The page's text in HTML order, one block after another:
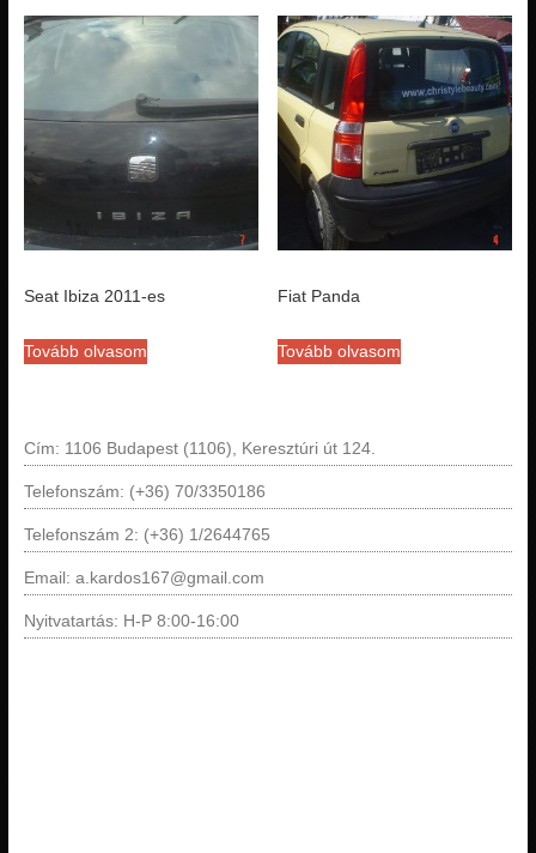
Seat Ibiza 2011-es
Tovább olvasom
Fiat Panda
Tovább olvasom
Cím: 1106 Budapest (1106), Keresztúri út 124.
Telefonszám: (+36) 70/3350186
Telefonszám 2: (+36) 1/2644765
Email: a.kardos167@gmail.com
Nyitvatartás: H-P 8:00-16:00